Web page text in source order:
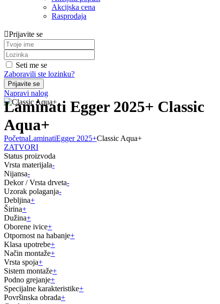
Akcijska cena
Rasprodaja
Prijavite se
Seti me se
Zaboravili ste lozinku?
Napravi nalog
Laminati Egger 2025+ Classic
Aqua+
PočetnaLaminatiEgger 2025+Classic Aqua+
ZATVORI
Status proizvoda
Vrsta materijala-
Nijansa-
Dekor / Vrsta drveta-
Uzorak polaganja-
Debljina+
Širina+
Dužina+
Oborene ivice+
Otpornost na habanje+
Klasa upotrebe+
Način montaže+
Vrsta spoja+
Sistem montaže+
Podno grejanje+
Specijalne karakteristike+
Površinska obrada+